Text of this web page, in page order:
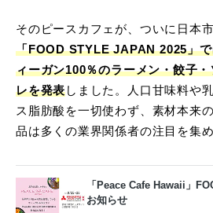
そのピースカフェが、ついに日本
「FOOD STYLE JAPAN 2025」
ィーガン100％のラーメン・餃子
レを発表しました。人口甘味料や
ス脂肪酸を一切使わず、素材本来
品は多くの業界関係者の注目を集め
「Peace Cafe Hawaii」
お知らせ